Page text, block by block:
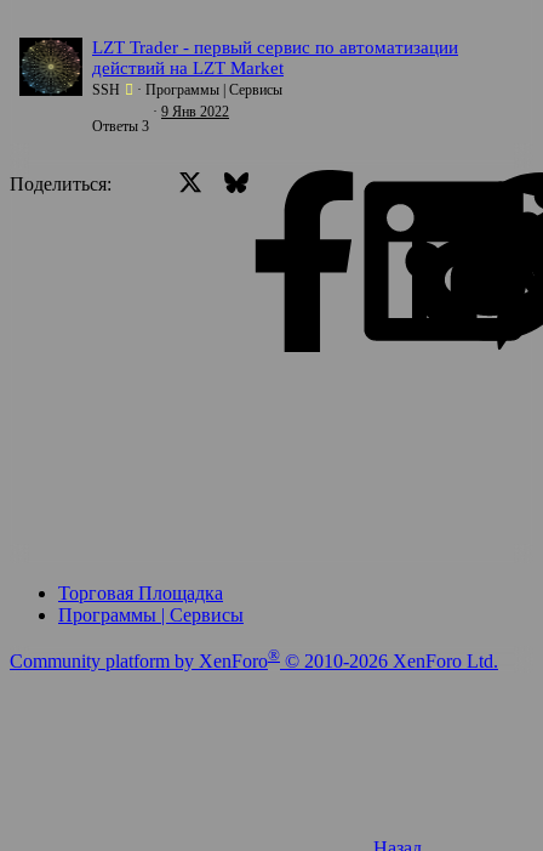
LZT Trader - первый сервис по автоматизации
действий на LZT Market
SSH Программы | Сервисы
Ответы 3
9 Янв 2022
Поделиться: X (Twitter)Bluesky
Торговая Площадка
Программы | Сервисы
Community platform by XenForo® © 2010-2026 XenForo Ltd.